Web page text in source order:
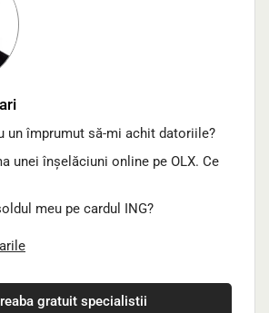
un împrumut să-mi achit datoriile?
unei înșelăciuni online pe OLX. Ce
meu pe cardul ING?
gratuit specialistii